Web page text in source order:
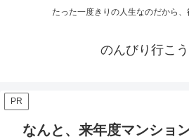
たった一度きりの人生なのだから、
のんびり行こう
PR
なんと、来年度マンショ